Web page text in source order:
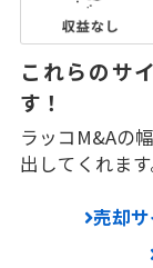
これらのサ
す！
ラッコM&Aの
出してくれます
売却サ